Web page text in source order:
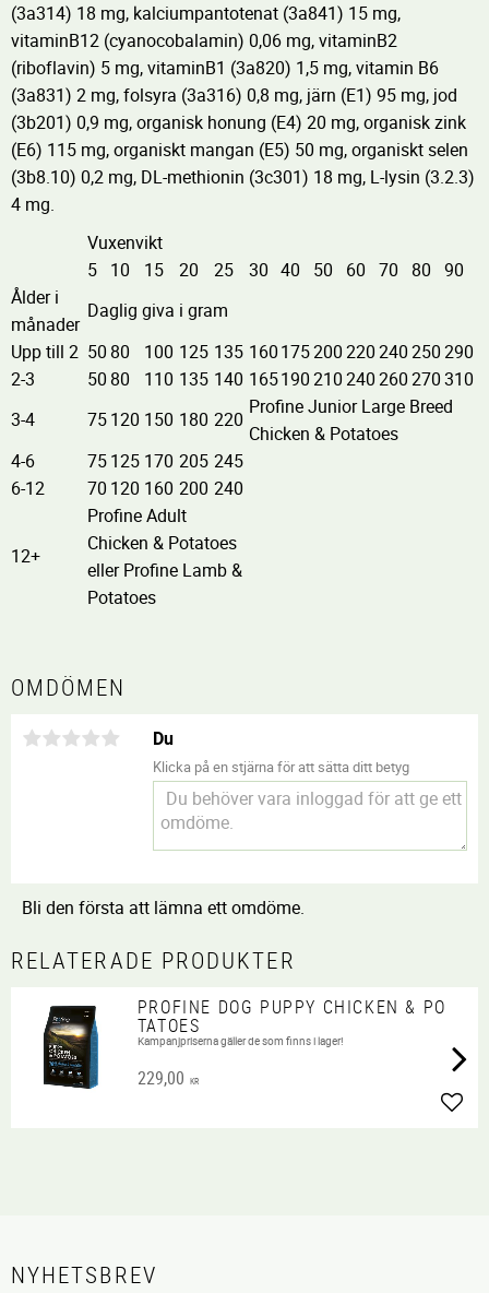
(3a314) 18 mg, kalciumpantotenat (3a841) 15 mg,
vitaminB12 (cyanocobalamin) 0,06 mg, vitaminB2
(riboflavin) 5 mg, vitaminB1 (3a820) 1,5 mg, vitamin B6
(3a831) 2 mg, folsyra (3a316) 0,8 mg, järn (E1) 95 mg, jod
(3b201) 0,9 mg, organisk honung (E4) 20 mg, organisk zink
(E6) 115 mg, organiskt mangan (E5) 50 mg, organiskt selen
(3b8.10) 0,2 mg, DL-methionin (3c301) 18 mg, L-lysin (3.2.3)
4 mg.
Vuxenvikt
5 10 15 20 25 30 40 50 60 70 80 90
Ålder i
månader
Daglig giva i gram
Upp till 2 50 80 100 125 135 160175200220240250290
2-3
50 80 110 135 140 165190210240260270310
3-4
75120 150 180 220
Profine Junior Large Breed
Chicken & Potatoes
4-6
75125 170 205 245
6-12
70 120 160 200 240
12+
Profine Adult
Chicken & Potatoes
eller Profine Lamb &
Potatoes
OMDÖMEN
Du
Klicka på en stjärna för att sätta ditt betyg
Bli den första att lämna ett omdöme.
RELATERADE PRODUKTER
PROFINE DOG PUPPY CHICKEN & PO
TATOES
Kampanjpriserna gäller de som finns i lager!
229,00 KR
NYHETSBREV